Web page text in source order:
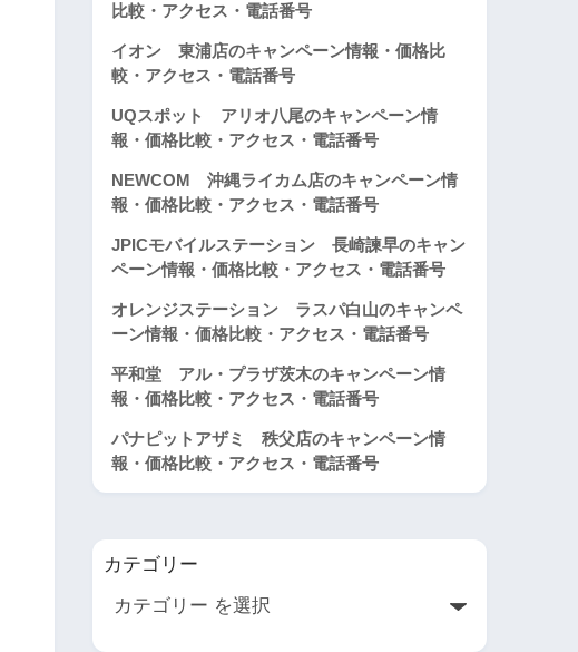
比較・アクセス・電話番号
イオン 東浦店のキャンペーン情報・価格比
較・アクセス・電話番号
UQスポット アリオ八尾のキャンペーン情
報・価格比較・アクセス・電話番号
NEWCOM 沖縄ライカム店のキャンペーン情
報・価格比較・アクセス・電話番号
JPICモバイルステーション 長崎諫早のキャン
ペーン情報・価格比較・アクセス・電話番号
オレンジステーション ラスパ白山のキャンペ
ーン情報・価格比較・アクセス・電話番号
平和堂 アル・プラザ茨木のキャンペーン情
報・価格比較・アクセス・電話番号
パナピットアザミ 秩父店のキャンペーン情
報・価格比較・アクセス・電話番号
カテゴリー